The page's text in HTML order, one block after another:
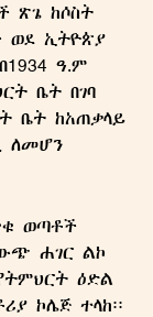
ጽጌ ከሶስት
ወደ ኢትዮጵያ
ዓ.ም
ቤት በገባ
ቤት ከአጠቃላይ
ለመሆን
ወጣቶች
ሐገር ልኮ
ዕድል
ኮሌጅ ተላከ፡፡